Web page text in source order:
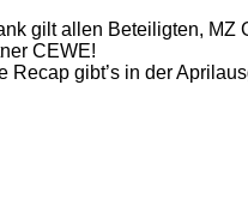
gilt allen Beteiligten, MZ
CEWE!
Recap gibt’s in der